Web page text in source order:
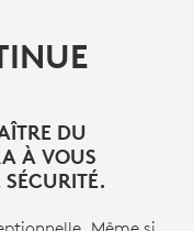
DU
À VOUS